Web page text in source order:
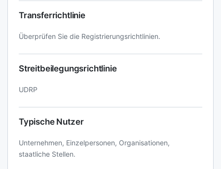
Transferrichtlinie
Überprüfen Sie die Registrierungsrichtlinien.
Streitbeilegungsrichtlinie
UDRP
Typische Nutzer
Unternehmen, Einzelpersonen, Organisationen,
staatliche Stellen.